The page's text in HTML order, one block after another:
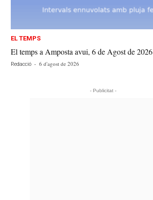
EL TEMPS
El temps a Amposta avui, 6 de Agost de 2026
Redacció - 6 d'agost de 2026
- Publicitat -